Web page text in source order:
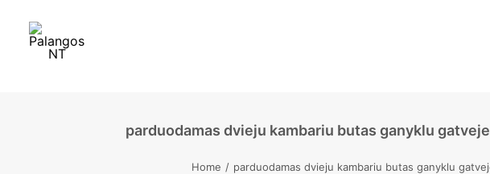
parduodamas dvieju kambariu butas ganyklu
Home
parduodamas dvieju kambariu butas ganyklu